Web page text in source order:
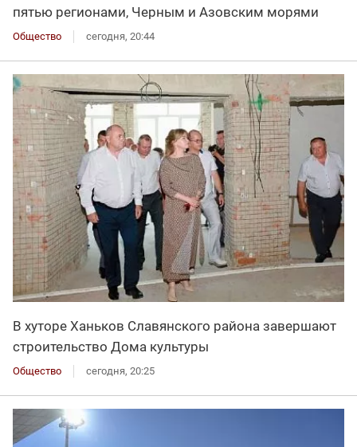
пятью регионами, Черным и Азовским морями
Общество сегодня, 20:44
В хуторе Ханьков Славянского района завершают
строительство Дома культуры
Общество сегодня, 20:25